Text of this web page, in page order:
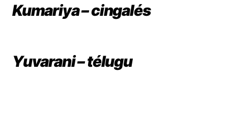
Kumariya – cingalés
Yuvarani – télugu